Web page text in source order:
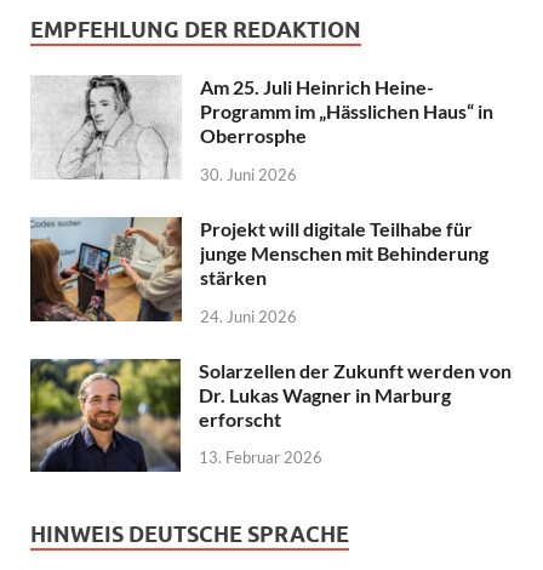
EMPFEHLUNG DER REDAKTION
Am 25. Juli Heinrich Heine-
Programm im „Hässlichen Haus“ in
Oberrosphe
30. Juni 2026
Projekt will digitale Teilhabe für
junge Menschen mit Behinderung
stärken
24. Juni 2026
Solarzellen der Zukunft werden von
Dr. Lukas Wagner in Marburg
erforscht
13. Februar 2026
HINWEIS DEUTSCHE SPRACHE